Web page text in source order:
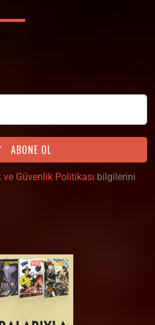
ABONE OL
ve Güvenlik Politikası bilgilerini